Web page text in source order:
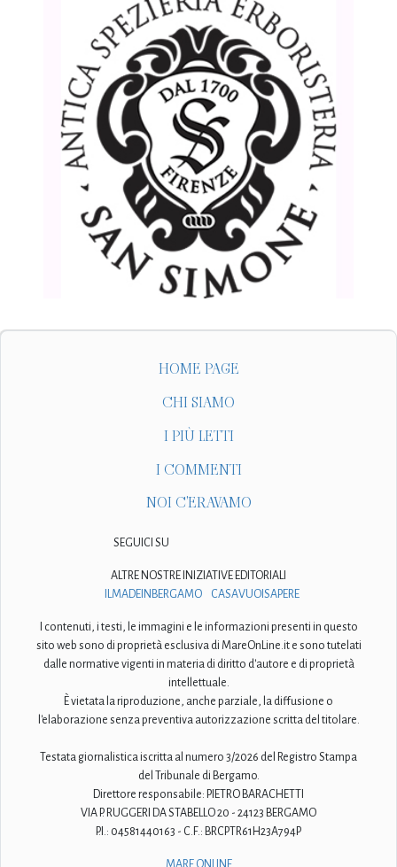
HOME PAGE
CHI SIAMO
I PIÙ LETTI
I COMMENTI
NOI C'ERAVAMO
SEGUICI SU
ALTRE NOSTRE INIZIATIVE EDITORIALI
ILMADEINBERGAMO
CASAVUOISAPERE
I contenuti, i testi, le immagini e le informazioni presenti in questo
sito web sono di proprietà esclusiva di MareOnLine.it e sono tutelati
dalle normative vigenti in materia di diritto d'autore e di proprietà
intellettuale.
È vietata la riproduzione, anche parziale, la diffusione o
l'elaborazione senza preventiva autorizzazione scritta del titolare.
Testata giornalistica iscritta al numero 3/2026 del Registro Stampa
del Tribunale di Bergamo.
Direttore responsabile: PIETRO BARACHETTI
VIA P. RUGGERI DA STABELLO 20 - 24123 BERGAMO
P.I.: 04581440163 - C.F.: BRCPTR61H23A794P
MARE ONLINE